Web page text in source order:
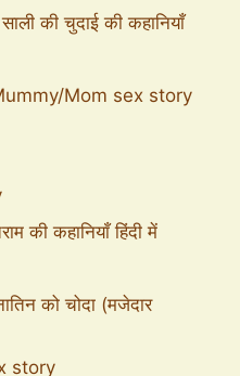
की चुदाई की कहानियाँ
Mom sex story
की कहानियाँ हिंदी में
को चोदा (मजेदार
story